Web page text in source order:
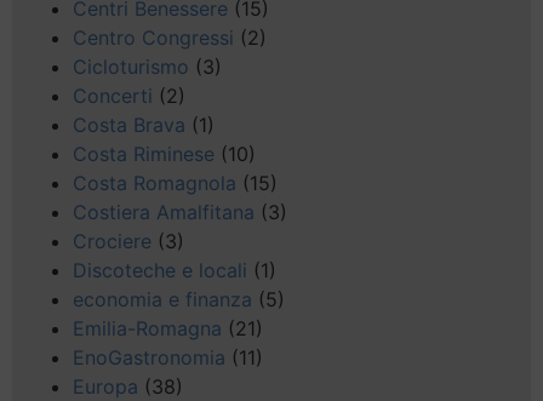
Centri Benessere (15)
Centro Congressi (2)
Cicloturismo (3)
Concerti (2)
Costa Brava (1)
Costa Riminese (10)
Costa Romagnola (15)
Costiera Amalfitana (3)
Crociere (3)
Discoteche e locali (1)
economia e finanza (5)
Emilia-Romagna (21)
EnoGastronomia (11)
Europa (38)